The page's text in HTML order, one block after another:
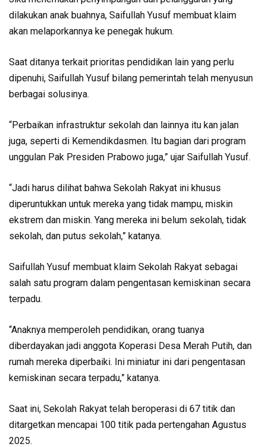
dilakukan anak buahnya, Saifullah Yusuf membuat klaim
akan melaporkannya ke penegak hukum.
Saat ditanya terkait prioritas pendidikan lain yang perlu
dipenuhi, Saifullah Yusuf bilang pemerintah telah menyusun
berbagai solusinya.
“Perbaikan infrastruktur sekolah dan lainnya itu kan jalan
juga, seperti di Kemendikdasmen. Itu bagian dari program
unggulan Pak Presiden Prabowo juga,” ujar Saifullah Yusuf.
“Jadi harus dilihat bahwa Sekolah Rakyat ini khusus
diperuntukkan untuk mereka yang tidak mampu, miskin
ekstrem dan miskin. Yang mereka ini belum sekolah, tidak
sekolah, dan putus sekolah,” katanya.
Saifullah Yusuf membuat klaim Sekolah Rakyat sebagai
salah satu program dalam pengentasan kemiskinan secara
terpadu.
“Anaknya memperoleh pendidikan, orang tuanya
diberdayakan jadi anggota Koperasi Desa Merah Putih, dan
rumah mereka diperbaiki. Ini miniatur ini dari pengentasan
kemiskinan secara terpadu,” katanya.
Saat ini, Sekolah Rakyat telah beroperasi di 67 titik dan
ditargetkan mencapai 100 titik pada pertengahan Agustus
2025.